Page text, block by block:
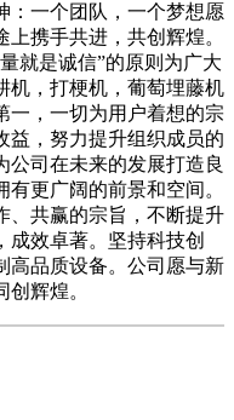
：一个团队，一个梦想愿
携手共进，共创辉煌。
是诚信”的原则为广大
机，打梗机，葡萄埋藤机
一，一切为用户着想的宗
益，努力提升组织成员的
公司在未来的发展打造良
更广阔的前景和空间。
、共赢的宗旨，不断提升
成效卓著。坚持科技创
高品质设备。公司愿与新
辉煌。